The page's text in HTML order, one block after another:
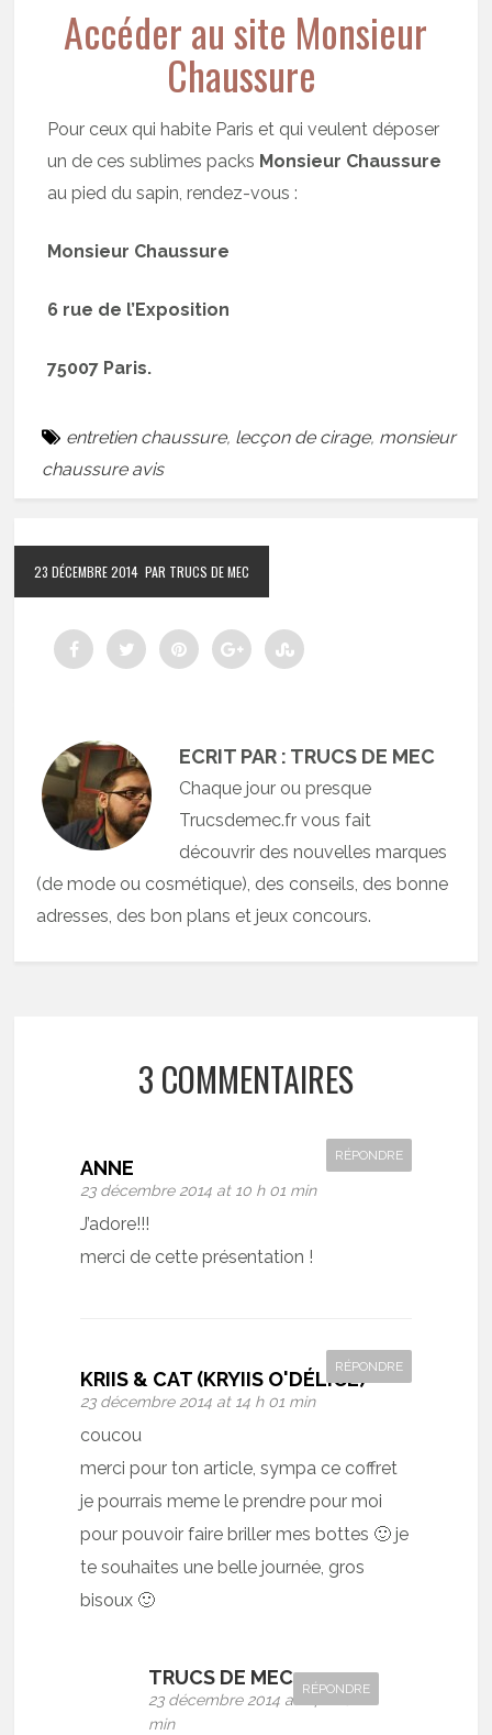
Accéder au site Monsieur
Chaussure
Pour ceux qui habite Paris et qui veulent déposer
un de ces sublimes packs Monsieur Chaussure
au pied du sapin, rendez-vous :
Monsieur Chaussure
6 rue de l’Exposition
75007 Paris.
entretien chaussure, lecçon de cirage, monsieur
chaussure avis
23 DÉCEMBRE 2014 PAR TRUCS DE MEC
ECRIT PAR : TRUCS DE MEC
Chaque jour ou presque
Trucsdemec.fr vous fait
découvrir des nouvelles marques
(de mode ou cosmétique), des conseils, des bonne
adresses, des bon plans et jeux concours.
3 COMMENTAIRES
ANNE
23 décembre 2014 at 10 h 01 min
RÉPONDRE
J’adore!!!
merci de cette présentation !
KRIIS & CAT (KRYIIS O'DÉLICE)
23 décembre 2014 at 14 h 01 min
RÉPONDRE
coucou
merci pour ton article, sympa ce coffret
je pourrais meme le prendre pour moi
pour pouvoir faire briller mes bottes 🙂 je
te souhaites une belle journée, gros
bisoux 🙂
TRUCS DE MEC
23 décembre 2014 at 14 h 10
min
RÉPONDRE